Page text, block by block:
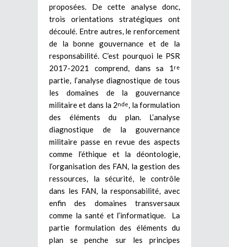
proposées. De cette analyse donc,
trois orientations stratégiques ont
découlé. Entre autres, le renforcement
de la bonne gouvernance et de la
responsabilité. C’est pourquoi le PSR
2017-2021 comprend, dans sa 1re
partie, l’analyse diagnostique de tous
les domaines de la gouvernance
militaire et dans la 2nde, la formulation
des éléments du plan. L’analyse
diagnostique de la gouvernance
militaire passe en revue des aspects
comme l’éthique et la déontologie,
l’organisation des FAN, la gestion des
ressources, la sécurité, le contrôle
dans les FAN, la responsabilité, avec
enfin des domaines transversaux
comme la santé et l’informatique. La
partie formulation des éléments du
plan se penche sur les principes